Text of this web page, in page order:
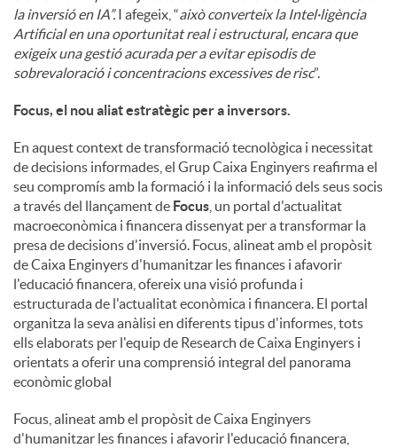
la inversió en IA”.I afegeix, “això converteix la Intel·ligència
Artificial en una oportunitat real i estructural, encara que
exigeix una gestió acurada per a evitar episodis de
sobrevaloració i concentracions excessives de risc”.
Focus, el nou aliat estratègic per a inversors.
En aquest context de transformació tecnològica i necessitat
de decisions informades, el Grup Caixa Enginyers reafirma el
seu compromís amb la formació i la informació dels seus socis
a través del llançament de Focus , un portal d'actualitat
macroeconòmica i financera dissenyat per a transformar la
presa de decisions d'inversió. Focus, alineat amb el propòsit
de Caixa Enginyers d'humanitzar les finances i afavorir
l'educació financera, ofereix una visió profunda i
estructurada de l'actualitat econòmica i financera. El portal
organitza la seva anàlisi en diferents tipus d'informes, tots
ells elaborats per l'equip de Research de Caixa Enginyers i
orientats a oferir una comprensió integral del panorama
econòmic global
Focus, alineat amb el propòsit de Caixa Enginyers
d'humanitzar les finances i afavorir l'educació financera,